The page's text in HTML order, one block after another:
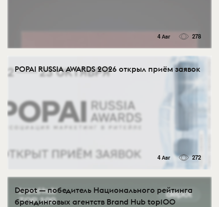
4 Авг 278
POPAI RUSSIA AWARDS 2026 открыл приём заявок
4 Авг 272
Depot — победитель Национального рейтинга
брендинговых агентств Brand Hub top100